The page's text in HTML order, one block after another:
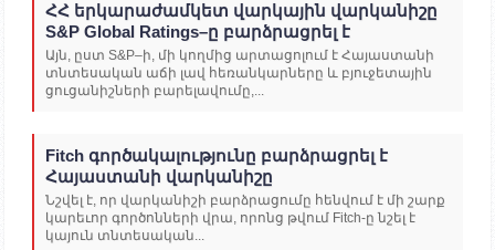
ՀՀ երկարաժամկետ վարկային վարկանիշը
S&P Global Ratings–ը բարձրացրել է
Այն, ըստ S&P–ի, մի կողմից արտացոլում է Հայաստանի
տնտեսական աճի լավ հեռանկարները և բյուջետային
ցուցանիշների բարելավումը,...
Fitch գործակալությունը բարձրացրել է
Հայաստանի վարկանիշը
Նշվել է, որ վարկանիշի բարձրացումը հենվում է մի շարք
կարեւոր գործոնների վրա, որոնց թվում Fitch-ը նշել է
կայուն տնտեսական...